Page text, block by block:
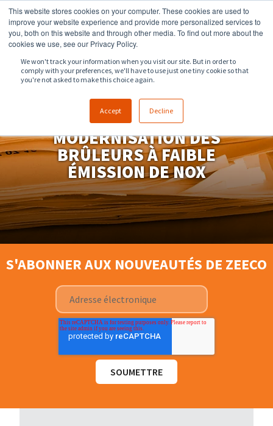
This website stores cookies on your computer. These cookies are used to
improve your website experience and provide more personalized services to
you, both on this website and through other media. To find out more about the
cookies we use, see our Privacy Policy.
We won't track your information when you visit our site. But in order to
comply with your preferences, we'll have to use just one tiny cookie so that
you're not asked to make this choice again.
Accept Decline
918.258.8551 ventes@zeeco.com
DÉFI DE
MODERNISATION DES
BRÛLEURS À FAIBLE
ÉMISSION DE NOX
S'ABONNER AUX NOUVEAUTÉS DE ZEECO